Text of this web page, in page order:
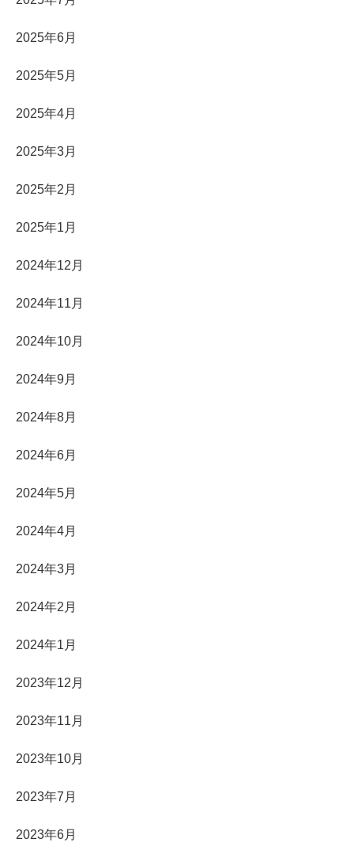
2025年6月
2025年5月
2025年4月
2025年3月
2025年2月
2025年1月
2024年12月
2024年11月
2024年10月
2024年9月
2024年8月
2024年6月
2024年5月
2024年4月
2024年3月
2024年2月
2024年1月
2023年12月
2023年11月
2023年10月
2023年7月
2023年6月